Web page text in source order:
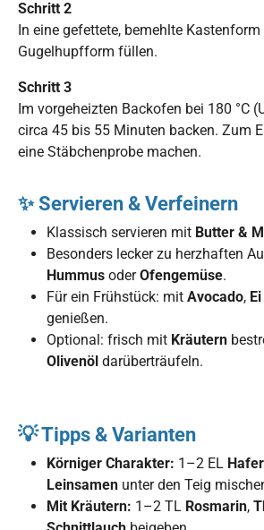
Schritt 2
In eine gefettete, bemehlte Kastenform
Gugelhupfform füllen.
Schritt 3
Im vorgeheizten Backofen bei 180 °C
circa 45 bis 55 Minuten backen. Zum
eine Stäbchenprobe machen.
✨ Servieren & Verfeinern
Klassisch servieren mit Butter &
Besonders lecker zu herzhaften
Hummus oderOfengemüse.
Für ein Frühstück: mit Avocado, Ei
genießen.
Optional: frisch mit Kräutern
Olivenöl darüberträufeln.
💡 Tipps & Varianten
Körniger Charakter: 1–2 EL
Leinsamen unter den Teig
Mit Kräutern: 1–2 TL Rosmarin,